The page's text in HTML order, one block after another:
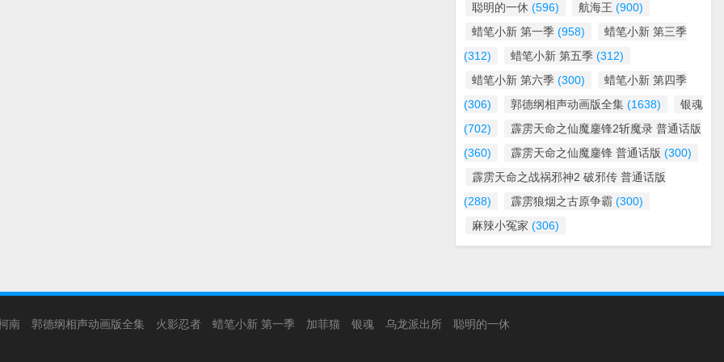
聪明的一休 (596) 航海王 (900)
蜡笔小新 第一季 (958)
蜡笔小新 第三季
(312)
蜡笔小新 第五季 (312)
蜡笔小新 第六季 (300)
蜡笔小新 第四季
(306)
郭德纲相声动画版全集 (1638)
银魂
(702)
霹雳天命之仙魔鏖锋2斩魔录 普通话版
(360)
霹雳天命之仙魔鏖锋 普通话版 (300)
霹雳天命之战祸邪神2 破邪传 普通话版
(288)
霹雳狼烟之古原争霸 (300)
麻辣小冤家 (306)
南 郭德纲相声动画版全集 火影忍者 蜡笔小新 第一季 加菲猫 银魂 乌龙派出所 聪明的一休